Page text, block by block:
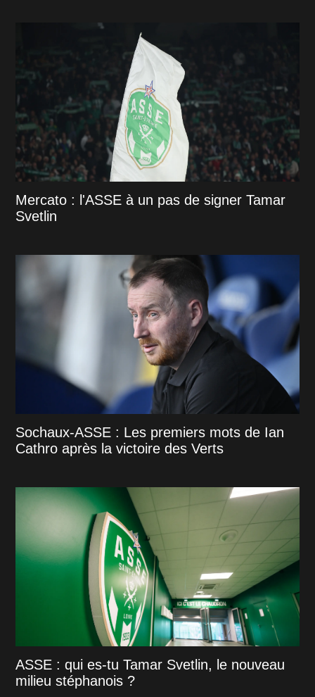
Mercato : l'ASSE à un pas de signer Tamar
Svetlin
Sochaux-ASSE : Les premiers mots de Ian
Cathro après la victoire des Verts
ASSE : qui es-tu Tamar Svetlin, le nouveau
milieu stéphanois ?